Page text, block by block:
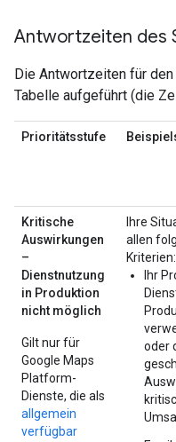
Antwortzeiten des
Die Antwortzeiten für
Tabelle aufgeführt (die
Prioritätsstufe
Kritische
Auswirkungen
–
Dienstnutzung
in Produktion
nicht möglich
Gilt nur für
Google Maps
Platform-
Dienste, die als
allgemein
verfügbar
Ihre
allen
Kriterien:
Ihr
oder